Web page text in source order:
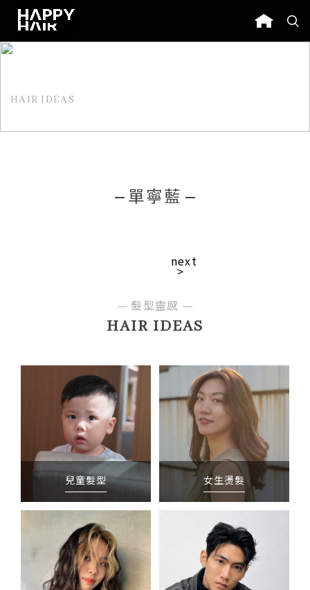
HAIR IDEAS
單寧藍
next
>
HAIR IDEAS
髮型靈感
兒童髮型 女生燙髮